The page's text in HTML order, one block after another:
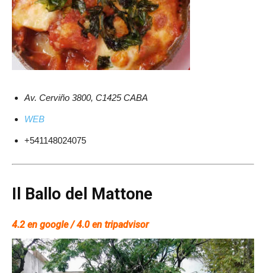
Av. Cerviño 3800, C1425 CABA
WEB
+541148024075
Il Ballo del Mattone
4.2 en google / 4.0 en tripadvisor